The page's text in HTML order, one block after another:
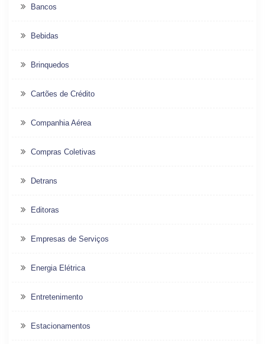
Bancos
Bebidas
Brinquedos
Cartões de Crédito
Companhia Aérea
Compras Coletivas
Detrans
Editoras
Empresas de Serviços
Energia Elétrica
Entretenimento
Estacionamentos